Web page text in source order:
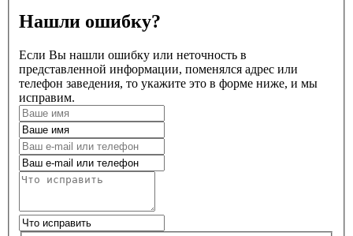
Нашли ошибку?
Если Вы нашли ошибку или неточность в
представленной информации, поменялся адрес или
телефон заведения, то укажите это в форме ниже, и мы
исправим.